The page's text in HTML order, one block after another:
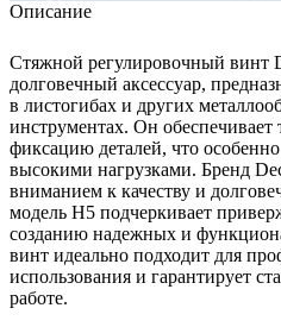
Описание
Стяжной регулировочный
долговечный аксессуар,
в листогибах и других
инструментах. Он
фиксацию деталей, что
высокими нагрузками. Бренд
вниманием к качеству и
модель H5 подчеркивает
созданию надежных и
винт идеально подходит для
использования и гарантирует
работе.